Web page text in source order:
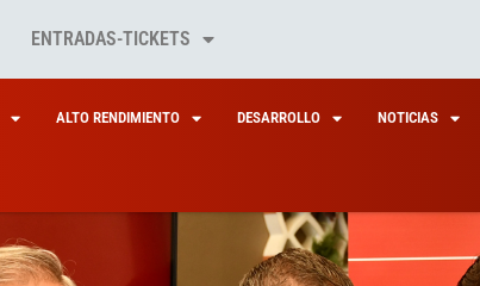
ENTRADAS-TICKETS
ALTO RENDIMIENTO DESARROLLO NOTICIAS